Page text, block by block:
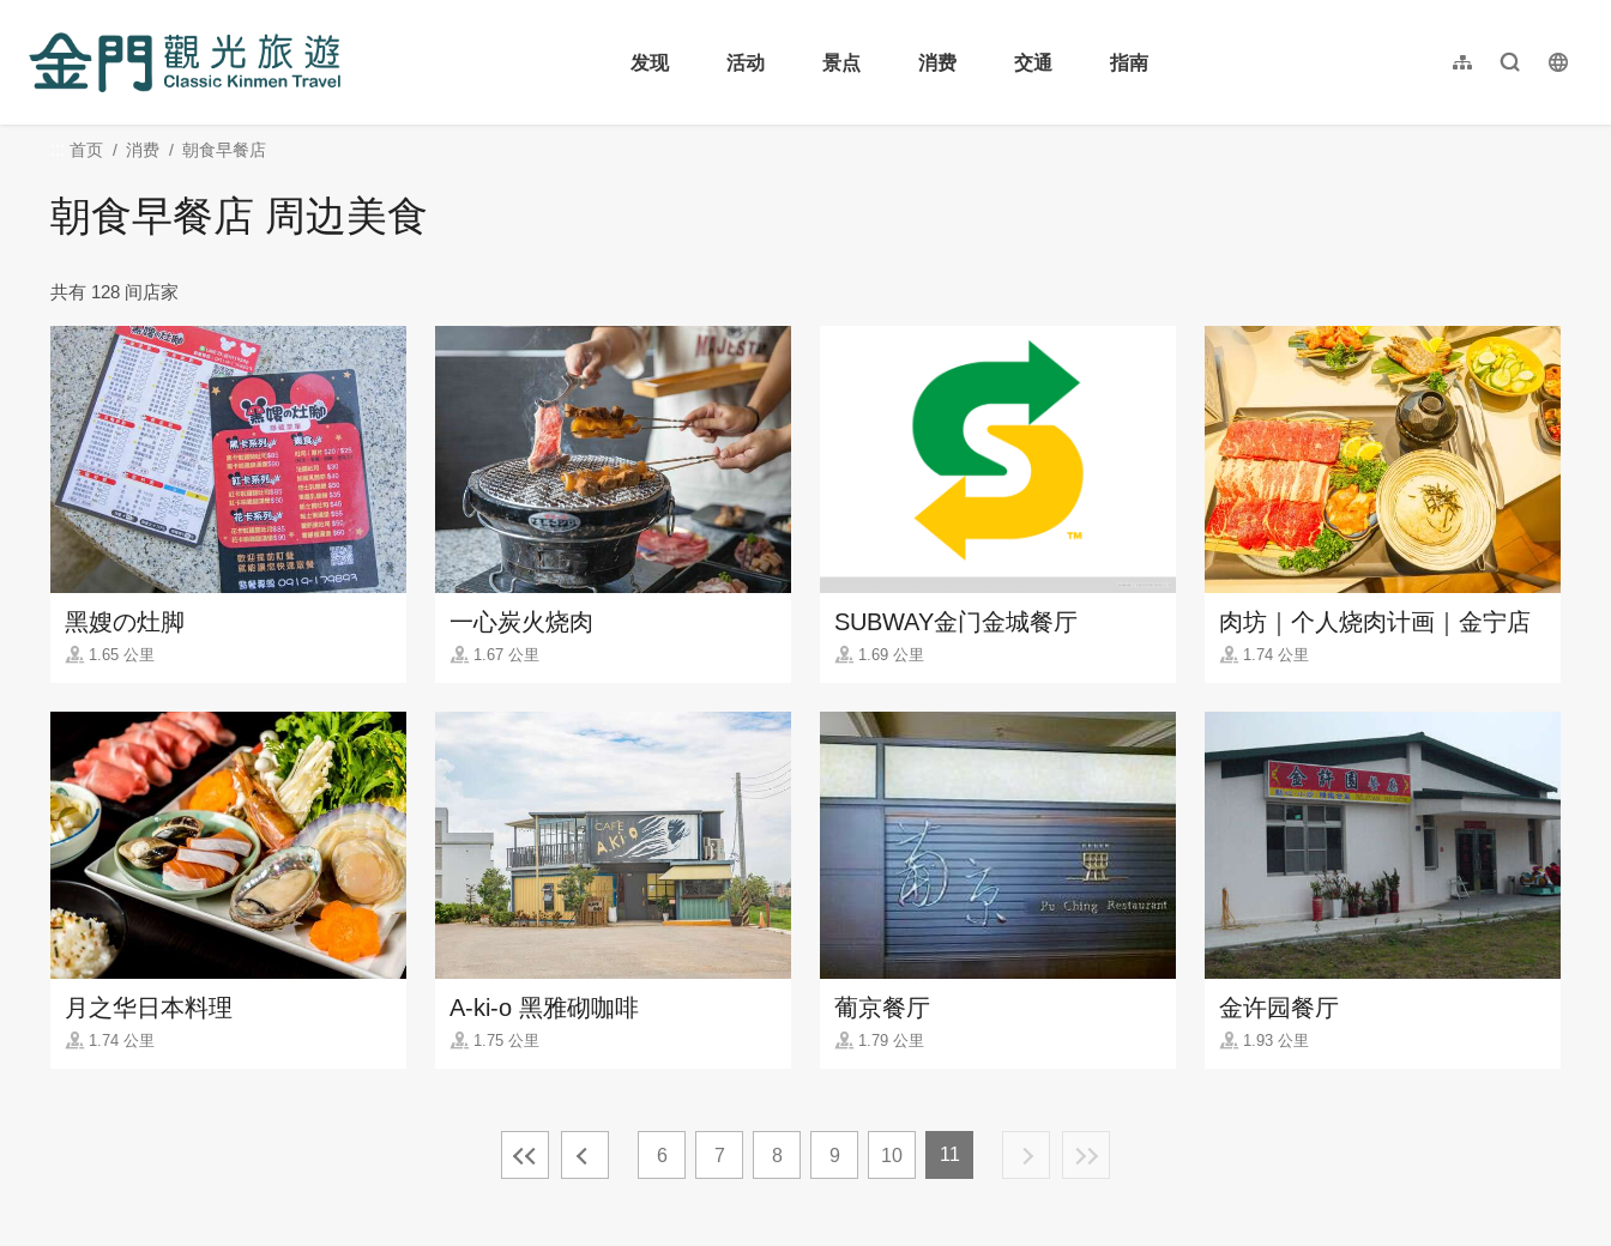
内
发现
活动 景点 消费 交通 指南 网站导览全文检索
繁體中文
首页 消费 朝食早餐店
朝食早餐店 周边美食
共有 128 间店家
黑嫂の灶脚
1.65 公里
一心炭火烧肉
1.67 公里
SUBWAY金门金城餐厅
1.69 公里
肉坊｜个人烧肉计画｜金宁店
1.74 公里
月之华日本料理
1.74 公里
A-ki-o 黑雅砌咖啡
1.75 公里
葡京餐厅
1.79 公里
金许园餐厅
1.93 公里
6 7 8 9 10 11